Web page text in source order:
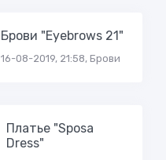
Брови "Eyebrows 21"
16-08-2019, 21:58, Брови
Платье "Sposa
Dress"